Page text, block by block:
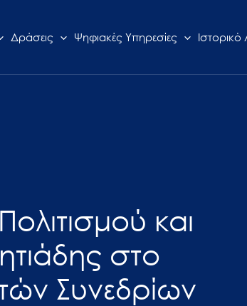
Δράσεις Ψηφιακές Υπηρεσίες Ιστορικό
και
στο
Συνεδρίων